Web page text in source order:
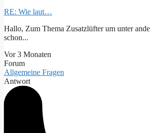
RE: Wie laut…
Hallo, Zum Thema Zusatzlüfter um unter
schon...
Vor 3 Monaten
Forum
Allgemeine Fragen
Antwort